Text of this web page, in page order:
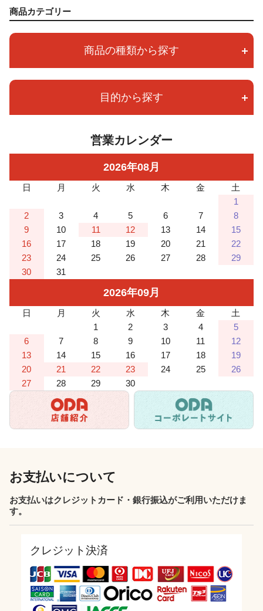
商品カテゴリー
商品の種類から探す
目的から探す
営業カレンダー
2026年08月
日 月 火 水 木 金
土
1
2
3 4 5 6 7
8
9
10 11 12 13 14
15
16
17 18 19 20 21
22
23
24 25 26 27 28
29
30
31
2026年09月
日 月 火 水 木 金
土
1
2 3 4
5
6
7 8 9 10 11
12
13
14 15 16 17 18
19
20
21 22 23 24 25
26
27
28 29 30
お支払いについて
お支払いはクレジットカード・銀行振込がご利用いただけま
す。
クレジット決済